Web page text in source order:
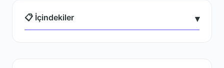
📋 İçindekiler ▾